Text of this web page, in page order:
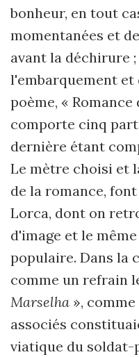
bonheur, en tout
momentanées et
avant la déchirure
l'embarquement et
poème, «
comporte cinq
dernière étant
Le mètre choisi et
de la romance,
Lorca, dont on
d'image et le
populaire. Dans la
comme un refrain
Marselha »,
associés
viatique du soldat-